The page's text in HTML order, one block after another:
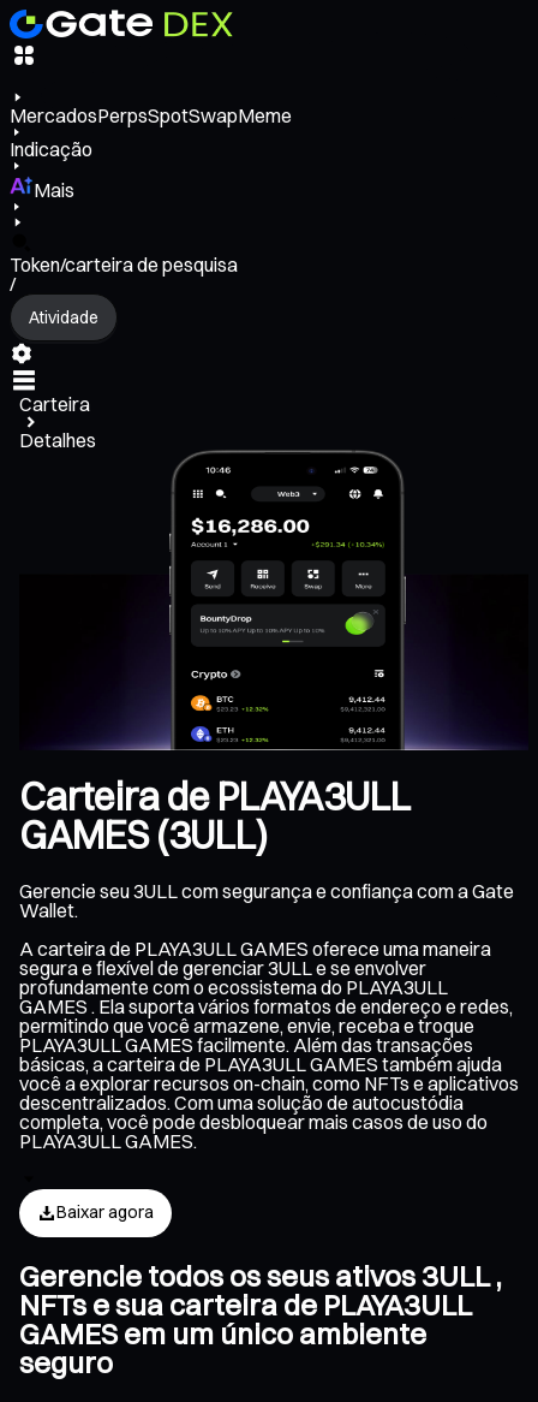
MercadosPerpsSpotSwapMeme
Indicação
Mais
Token/carteira de pesquisa
/
Atividade
Carteira
Detalhes
Carteira de PLAYA3ULL
GAMES (3ULL)
Gerencie seu 3ULL com segurança e confiança com a Gate
Wallet.
A carteira de PLAYA3ULL GAMES oferece uma maneira
segura e flexível de gerenciar 3ULL e se envolver
profundamente com o ecossistema do PLAYA3ULL
GAMES . Ela suporta vários formatos de endereço e redes,
permitindo que você armazene, envie, receba e troque
PLAYA3ULL GAMES facilmente. Além das transações
básicas, a carteira de PLAYA3ULL GAMES também ajuda
você a explorar recursos on-chain, como NFTs e aplicativos
descentralizados. Com uma solução de autocustódia
completa, você pode desbloquear mais casos de uso do
PLAYA3ULL GAMES.
Baixar agora
Gerencie todos os seus ativos 3ULL ,
NFTs e sua carteira de PLAYA3ULL
GAMES em um único ambiente
seguro